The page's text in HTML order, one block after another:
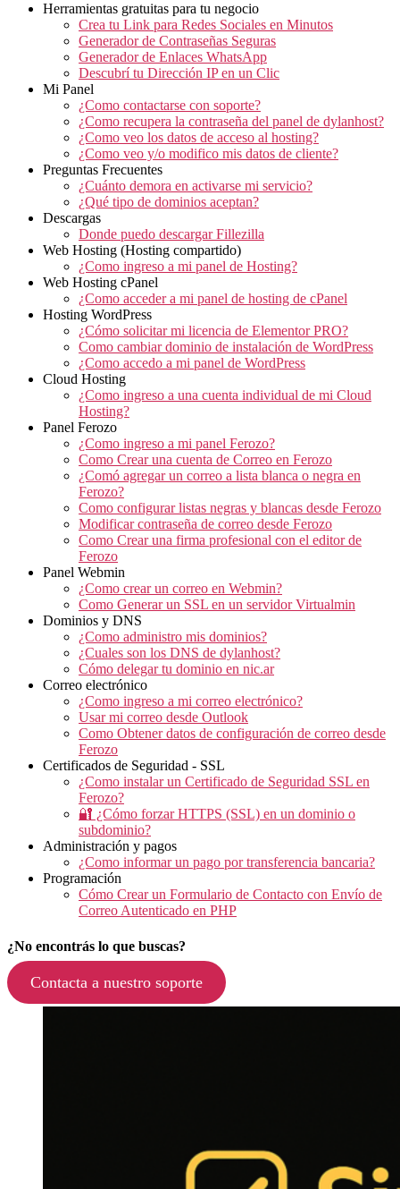
Herramientas gratuitas para tu negocio
Crea tu Link para Redes Sociales en Minutos
Generador de Contraseñas Seguras
Generador de Enlaces WhatsApp
Descubrí tu Dirección IP en un Clic
Mi Panel
¿Como contactarse con soporte?
¿Como recupera la contraseña del panel de dylanhost?
¿Como veo los datos de acceso al hosting?
¿Como veo y/o modifico mis datos de cliente?
Preguntas Frecuentes
¿Cuánto demora en activarse mi servicio?
¿Qué tipo de dominios aceptan?
Descargas
Donde puedo descargar Fillezilla
Web Hosting (Hosting compartido)
¿Como ingreso a mi panel de Hosting?
Web Hosting cPanel
¿Como acceder a mi panel de hosting de cPanel
Hosting WordPress
¿Cómo solicitar mi licencia de Elementor PRO?
Como cambiar dominio de instalación de WordPress
¿Como accedo a mi panel de WordPress
Cloud Hosting
¿Como ingreso a una cuenta individual de mi Cloud
Hosting?
Panel Ferozo
¿Como ingreso a mi panel Ferozo?
Como Crear una cuenta de Correo en Ferozo
¿Comó agregar un correo a lista blanca o negra en
Ferozo?
Como configurar listas negras y blancas desde Ferozo
Modificar contraseña de correo desde Ferozo
Como Crear una firma profesional con el editor de
Ferozo
Panel Webmin
¿Como crear un correo en Webmin?
Como Generar un SSL en un servidor Virtualmin
Dominios y DNS
¿Como administro mis dominios?
¿Cuales son los DNS de dylanhost?
Cómo delegar tu dominio en nic.ar
Correo electrónico
¿Como ingreso a mi correo electrónico?
Usar mi correo desde Outlook
Como Obtener datos de configuración de correo desde
Ferozo
Certificados de Seguridad - SSL
¿Como instalar un Certificado de Seguridad SSL en
Ferozo?
🔐 ¿Cómo forzar HTTPS (SSL) en un dominio o
subdominio?
Administración y pagos
¿Como informar un pago por transferencia bancaria?
Programación
Cómo Crear un Formulario de Contacto con Envío de
Correo Autenticado en PHP
¿No encontrás lo que buscas?
Contacta a nuestro soporte